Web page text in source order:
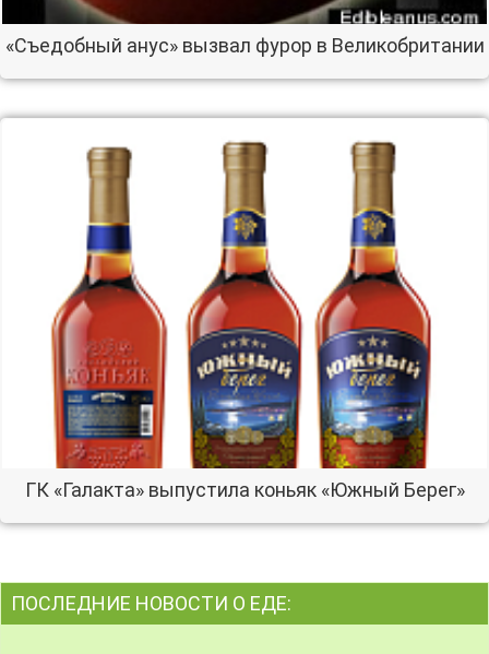
«Съедобный анус» вызвал фурор в Великобритании
ГК «Галакта» выпустила коньяк «Южный Берег»
ПОСЛЕДНИЕ НОВОСТИ О ЕДЕ: